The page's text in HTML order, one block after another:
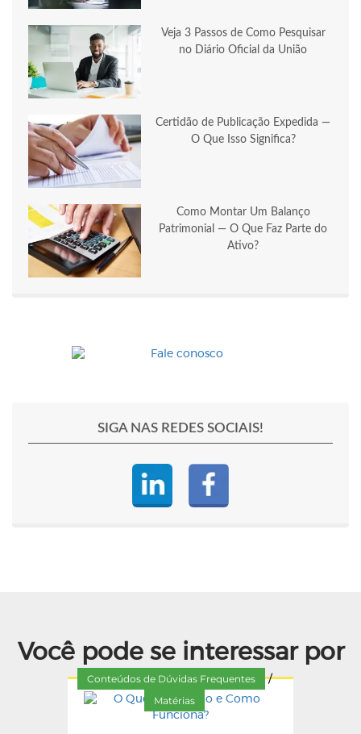
Veja 3 Passos de Como Pesquisar
no Diário Oficial da União
Certidão de Publicação Expedida —
O Que Isso Significa?
Como Montar Um Balanço
Patrimonial — O Que Faz Parte do
Ativo?
SIGA NAS REDES SOCIAIS!
Você pode se interessar por
Conteúdos de Dúvidas Frequentes /
Matérias